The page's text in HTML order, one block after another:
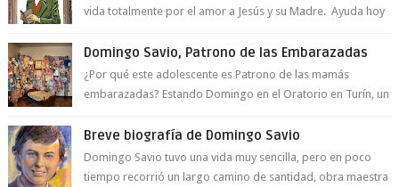
vida totalmente por el amor a Jesús y su Madre. Ayuda hoy
Domingo Savio, Patrono de las Embarazadas
¿Por qué este adolescente es Patrono de las mamás
embarazadas? Estando Domingo en el Oratorio en Turín, un
Breve biografía de Domingo Savio
Domingo Savio tuvo una vida muy sencilla, pero en poco
tiempo recorrió un largo camino de santidad, obra maestra